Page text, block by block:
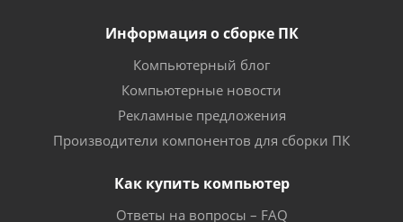
Информация о сборке ПК
Компьютерный блог
Компьютерные новости
Рекламные предложения
Производители компонентов для сборки ПК
Как купить компьютер
Ответы на вопросы – FAQ